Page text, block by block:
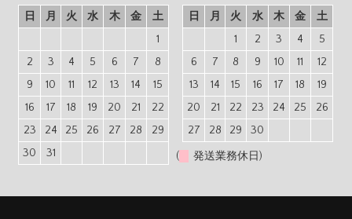
日
月 火 水 木 金
土
1
2
3 4 5 6 7
8
9
10 11 12 13 14
15
16
17 18 19 20 21
22
23
24 25 26 27 28
29
30
31
日
月 火 水 木 金
土
1
2 3 4
5
6
7 8 9 10 11
12
13
14 15 16 17 18
19
20
21 22 23 24 25
26
27
28 29 30
( 発送業務休日)